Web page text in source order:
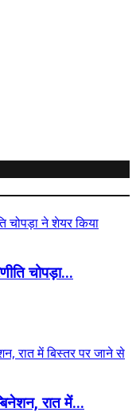
चोपड़ा...
रात में...